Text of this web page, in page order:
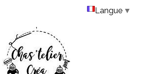
Langue ▼